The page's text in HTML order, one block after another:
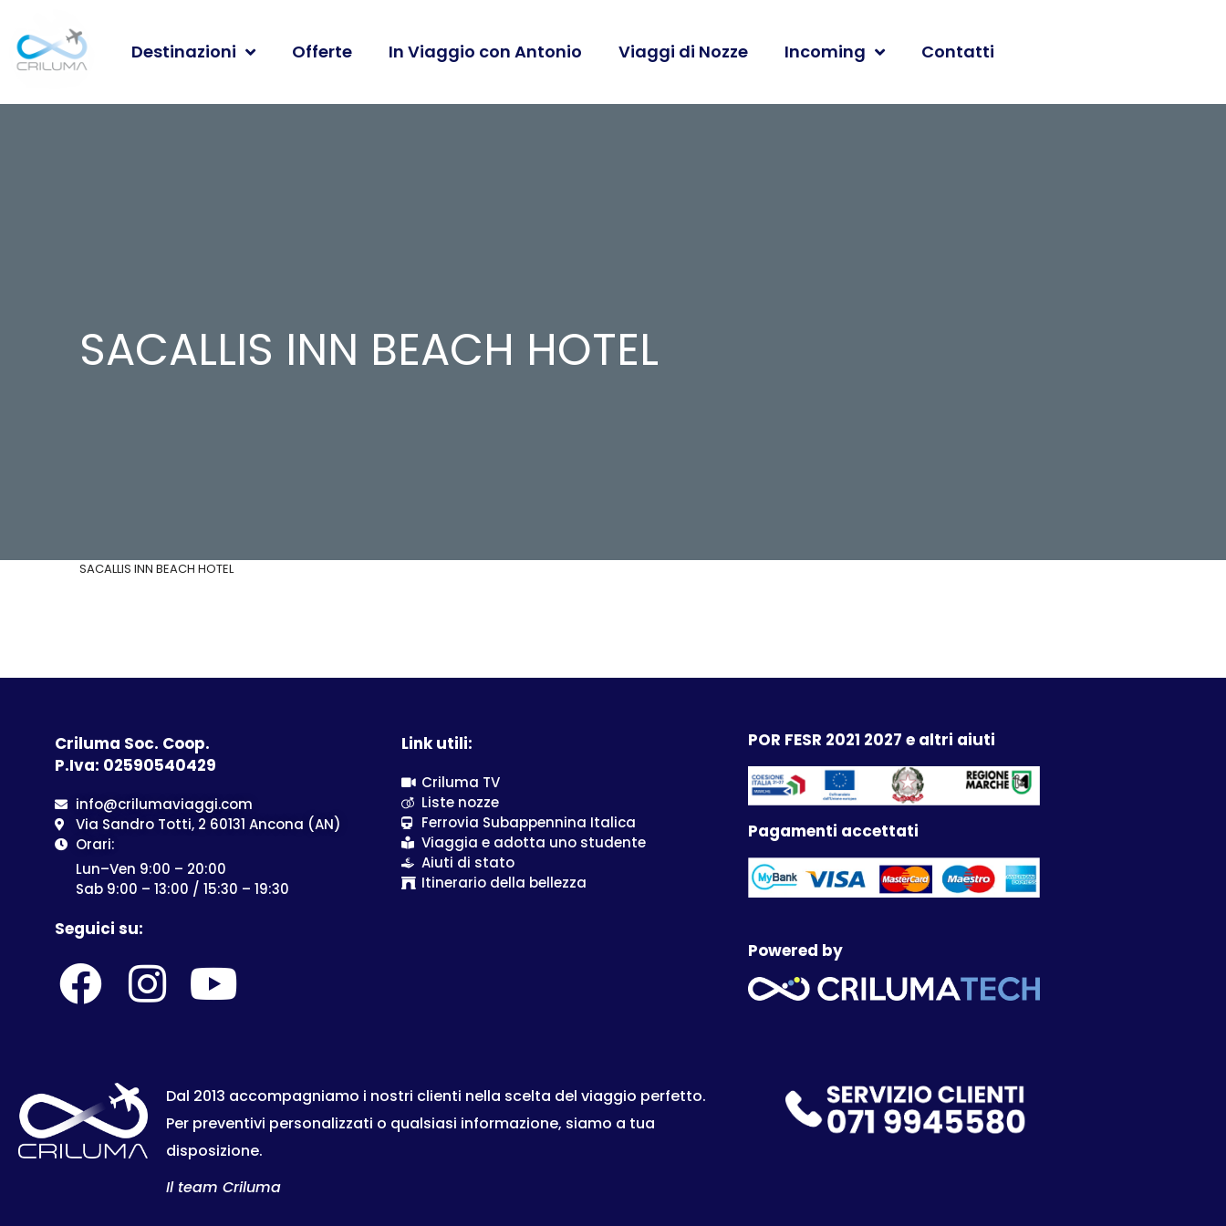
Destinazioni Offerte In Viaggio con Antonio Viaggi di Nozze Incoming Contatti
SACALLIS INN BEACH HOTEL
SACALLIS INN BEACH HOTEL
Criluma Soc. Coop.
P.Iva: 02590540429
info@crilumaviaggi.com
Via Sandro Totti, 2 60131 Ancona (AN)
Orari:
Lun–Ven 9:00 – 20:00
Sab 9:00 – 13:00 / 15:30 – 19:30
Seguici su:
Link utili:
Criluma TV
Liste nozze
Ferrovia Subappennina Italica
Viaggia e adotta uno studente
Aiuti di stato
Itinerario della bellezza
POR FESR 2021 2027 e altri aiuti
Pagamenti accettati
Powered by
Dal 2013 accompagniamo i nostri clienti nella scelta del viaggio perfetto.
Per preventivi personalizzati o qualsiasi informazione, siamo a tua
disposizione.
Il team Criluma